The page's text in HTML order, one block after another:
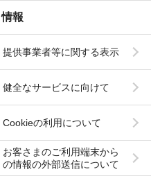
報
提供事業者等に関する表示
健全なサービスに向けて
Cookieの利用について
お客さまのご利用端末から
の情報の外部送信について